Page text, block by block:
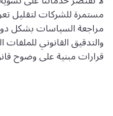
مستمرة للشركات لتقليل
مراجعة السياسات بشكل
والتدقيق القانوني للملفات
قرارات مبنية على وضوح